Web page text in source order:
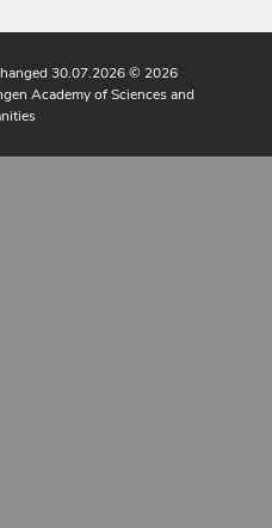
30.07.2026© 2026
Academy of Sciences and